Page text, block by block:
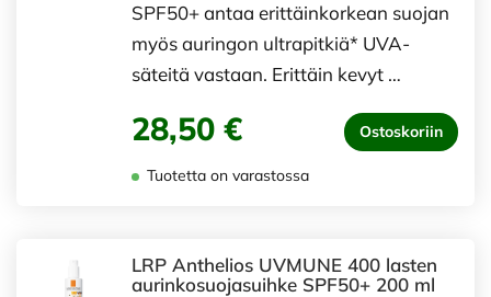
SPF50+ antaa erittäinkorkean suojan
myös auringon ultrapitkiä* UVA-
säteitä vastaan. Erittäin kevyt …
28,50 € Ostoskoriin
Tuotetta on varastossa
LRP Anthelios UVMUNE 400 lasten
aurinkosuojasuihke SPF50+ 200 ml